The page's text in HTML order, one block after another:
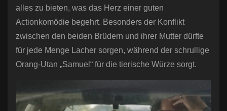
alles zu bieten, was das Herz einer guten
Actionkomödie begehrt. Besonders der Konflikt
zwischen den beiden Brüdern und ihrer Mutter dürfte
für jede Menge Lacher sorgen, während der schrullige
Orang-Utan „Samuel“ für die tierische Würze sorgt.